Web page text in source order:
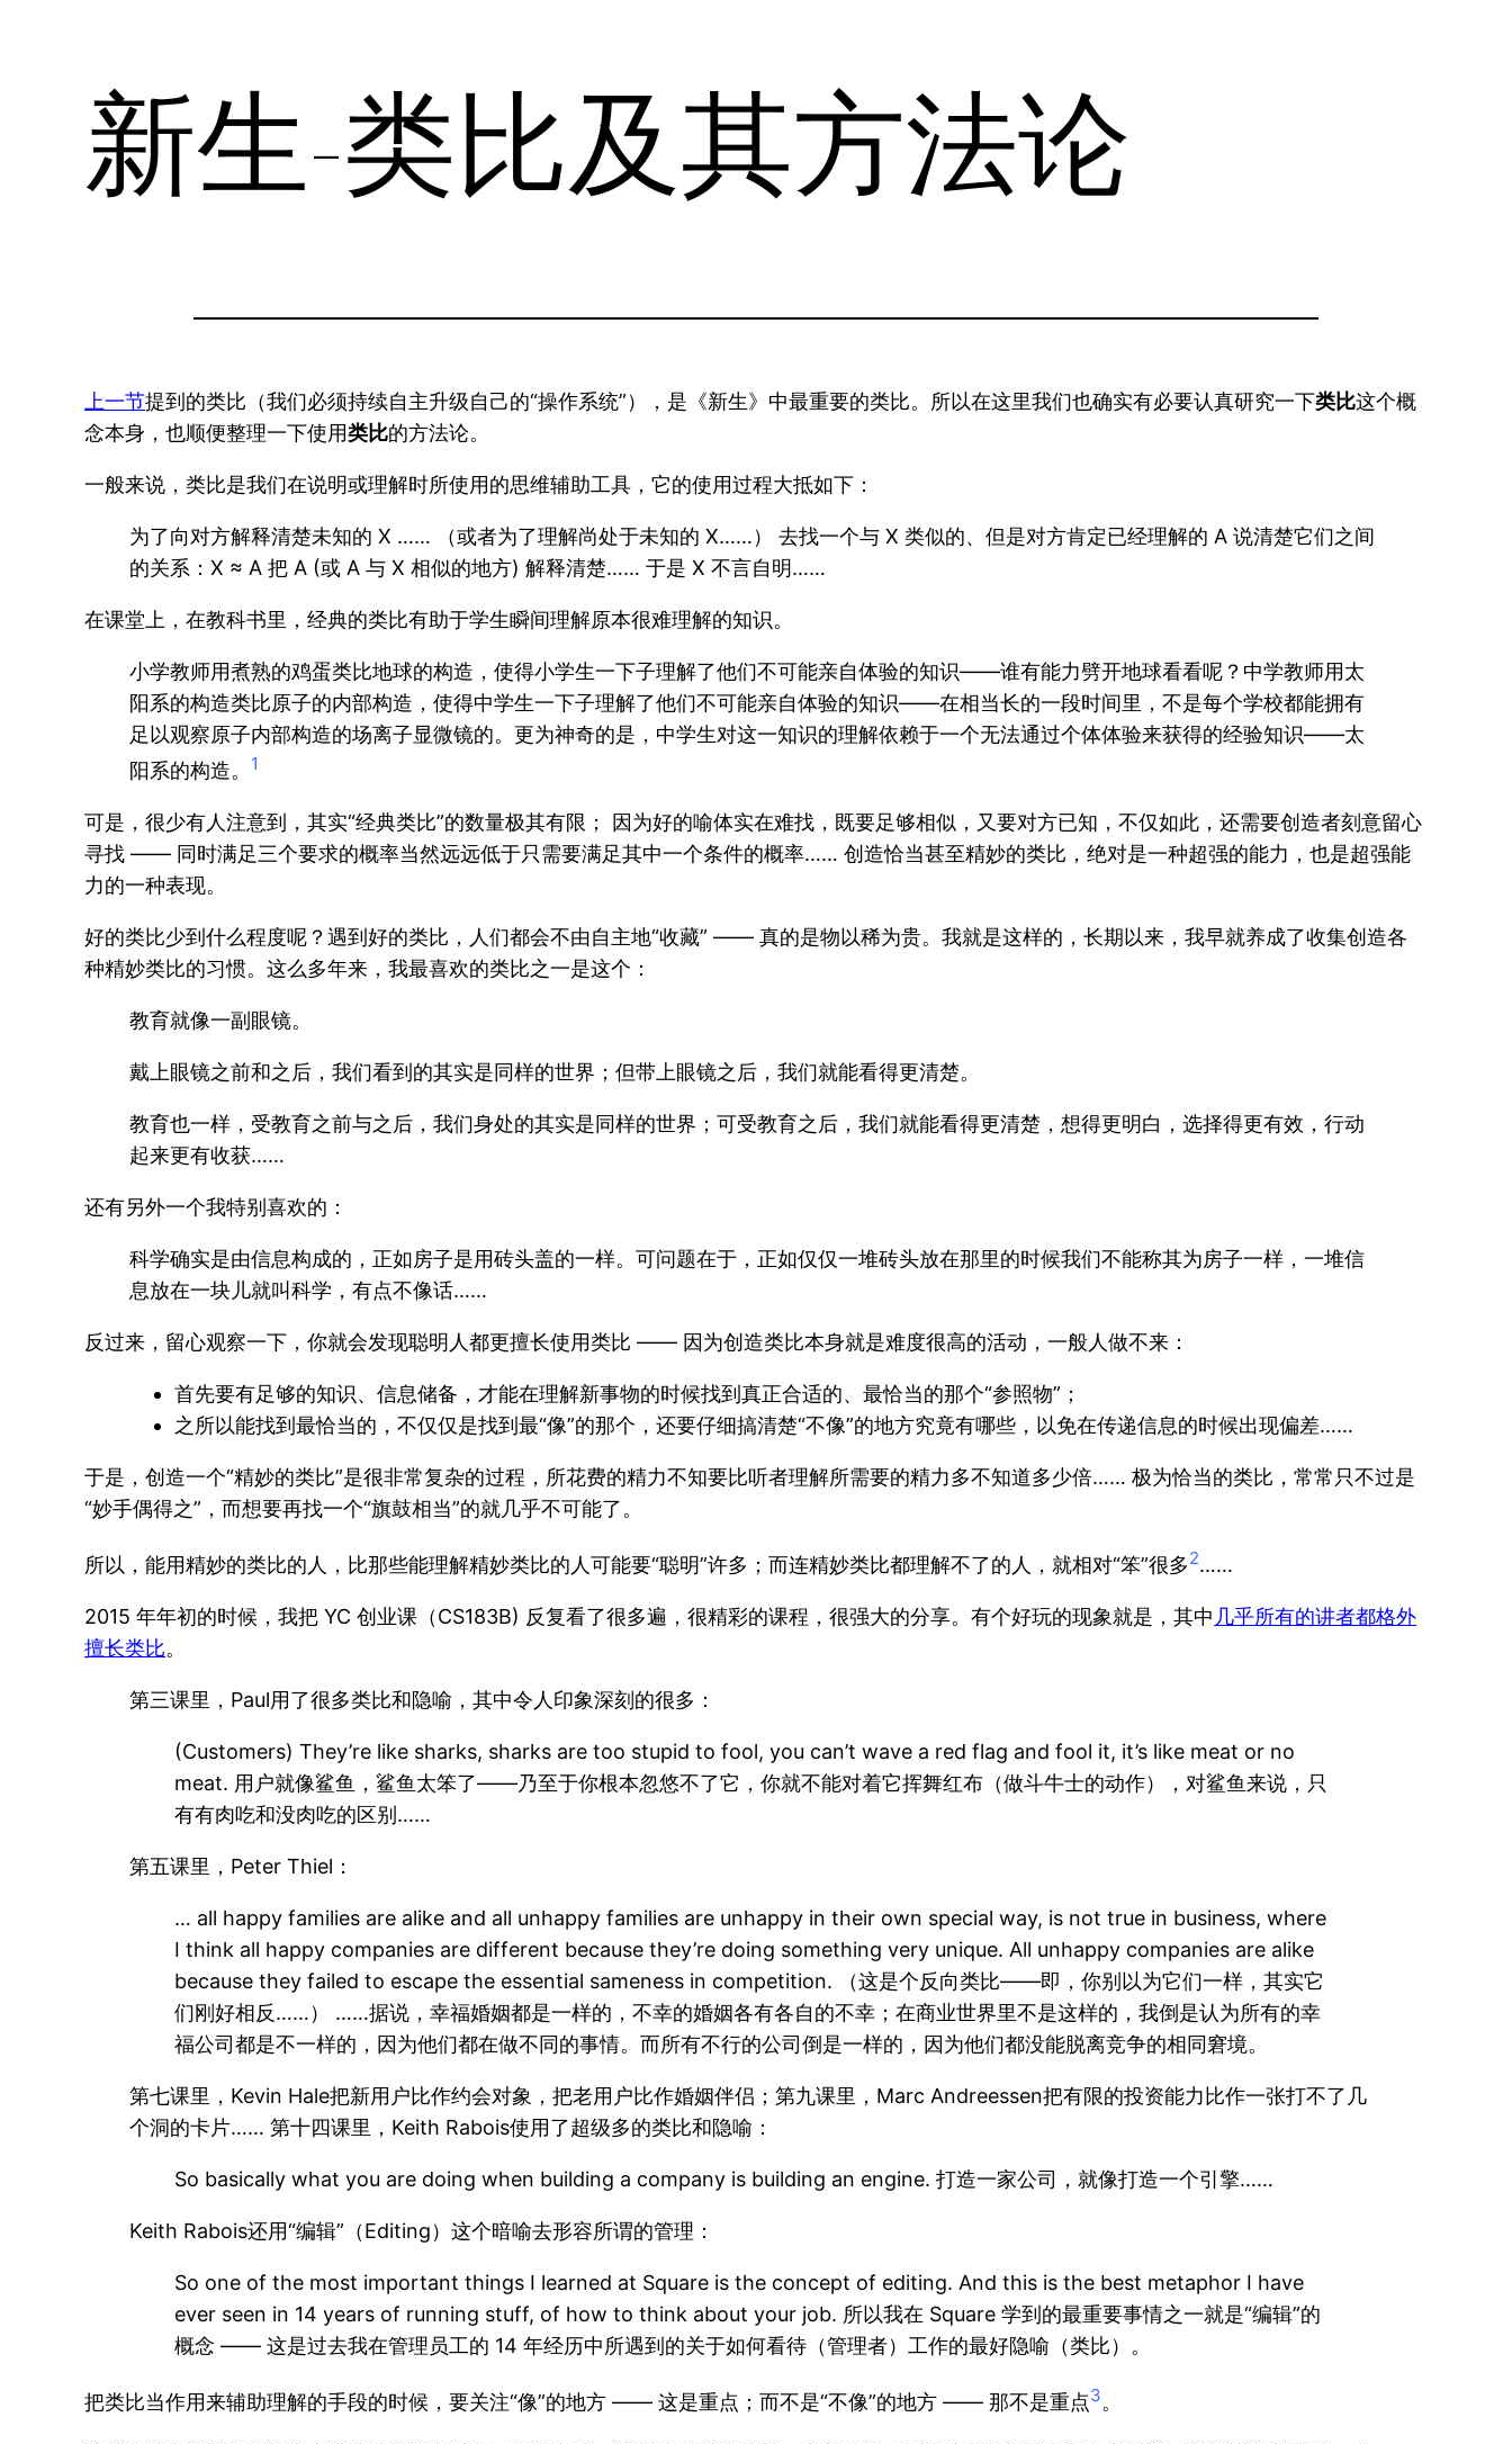
新生-类比及其方法论
上一节提到的类比（我们必须持续自主升级自己的“操作系统”），是《新生》中最重要的类比。所以在这里我们也确实有必要认真研究一下类比这个概
念本身，也顺便整理一下使用类比的方法论。
一般来说，类比是我们在说明或理解时所使用的思维辅助工具，它的使用过程大抵如下：
为了向对方解释清楚未知的 X …… （或者为了理解尚处于未知的 X……） 去找一个与 X 类似的、但是对方肯定已经理解的 A 说清楚它们之间
的关系：X ≈ A 把 A (或 A 与 X 相似的地方) 解释清楚…… 于是 X 不言自明……
在课堂上，在教科书里，经典的类比有助于学生瞬间理解原本很难理解的知识。
小学教师用煮熟的鸡蛋类比地球的构造，使得小学生一下子理解了他们不可能亲自体验的知识——谁有能力劈开地球看看呢？中学教师用太
阳系的构造类比原子的内部构造，使得中学生一下子理解了他们不可能亲自体验的知识——在相当长的一段时间里，不是每个学校都能拥有
足以观察原子内部构造的场离子显微镜的。更为神奇的是，中学生对这一知识的理解依赖于一个无法通过个体体验来获得的经验知识——太
阳系的构造。 1
可是，很少有人注意到，其实“经典类比”的数量极其有限； 因为好的喻体实在难找，既要足够相似，又要对方已知，不仅如此，还需要创造者刻意留心
寻找 —— 同时满足三个要求的概率当然远远低于只需要满足其中一个条件的概率…… 创造恰当甚至精妙的类比，绝对是一种超强的能力，也是超强能
力的一种表现。
好的类比少到什么程度呢？遇到好的类比，人们都会不由自主地“收藏” —— 真的是物以稀为贵。我就是这样的，长期以来，我早就养成了收集创造各
种精妙类比的习惯。这么多年来，我最喜欢的类比之一是这个：
教育就像一副眼镜。
戴上眼镜之前和之后，我们看到的其实是同样的世界；但带上眼镜之后，我们就能看得更清楚。
教育也一样，受教育之前与之后，我们身处的其实是同样的世界；可受教育之后，我们就能看得更清楚，想得更明白，选择得更有效，行动
起来更有收获……
还有另外一个我特别喜欢的：
科学确实是由信息构成的，正如房子是用砖头盖的一样。可问题在于，正如仅仅一堆砖头放在那里的时候我们不能称其为房子一样，一堆信
息放在一块儿就叫科学，有点不像话……
反过来，留心观察一下，你就会发现聪明人都更擅长使用类比 —— 因为创造类比本身就是难度很高的活动，一般人做不来：
首先要有足够的知识、信息储备，才能在理解新事物的时候找到真正合适的、最恰当的那个“参照物”；
之所以能找到最恰当的，不仅仅是找到最“像”的那个，还要仔细搞清楚“不像”的地方究竟有哪些，以免在传递信息的时候出现偏差……
于是，创造一个“精妙的类比”是很非常复杂的过程，所花费的精力不知要比听者理解所需要的精力多不知道多少倍…… 极为恰当的类比，常常只不过是
“妙手偶得之”，而想要再找一个“旗鼓相当”的就几乎不可能了。
所以，能用精妙的类比的人，比那些能理解精妙类比的人可能要“聪明”许多；而连精妙类比都理解不了的人，就相对“笨”很多2……
2015 年年初的时候，我把 YC 创业课（CS183B) 反复看了很多遍，很精彩的课程，很强大的分享。有个好玩的现象就是，其中 几乎所有的讲者都格外
擅长类比。
第三课里，Paul用了很多类比和隐喻，其中令人印象深刻的很多：
(Customers) They’re like sharks, sharks are too stupid to fool, you can’t wave a red flag and fool it, it’s like meat or no
meat. 用户就像鲨鱼，鲨鱼太笨了——乃至于你根本忽悠不了它，你就不能对着它挥舞红布（做斗牛士的动作），对鲨鱼来说，只
有有肉吃和没肉吃的区别……
第五课里，Peter Thiel：
… all happy families are alike and all unhappy families are unhappy in their own special way, is not true in business, where
I think all happy companies are different because they’re doing something very unique. All unhappy companies are alike
because they failed to escape the essential sameness in competition. （这是个反向类比——即，你别以为它们一样，其实它
们刚好相反……） ……据说，幸福婚姻都是一样的，不幸的婚姻各有各自的不幸；在商业世界里不是这样的，我倒是认为所有的幸
福公司都是不一样的，因为他们都在做不同的事情。而所有不行的公司倒是一样的，因为他们都没能脱离竞争的相同窘境。
第七课里，Kevin Hale把新用户比作约会对象，把老用户比作婚姻伴侣；第九课里，Marc Andreessen把有限的投资能力比作一张打不了几
个洞的卡片…… 第十四课里，Keith Rabois使用了超级多的类比和隐喻：
So basically what you are doing when building a company is building an engine. 打造一家公司，就像打造一个引擎……
Keith Rabois还用“编辑”（Editing）这个暗喻去形容所谓的管理：
So one of the most important things I learned at Square is the concept of editing. And this is the best metaphor I have
ever seen in 14 years of running stuff, of how to think about your job. 所以我在 Square 学到的最重要事情之一就是“编辑”的
概念 —— 这是过去我在管理员工的 14 年经历中所遇到的关于如何看待（管理者）工作的最好隐喻（类比）。
把类比当作用来辅助理解的手段的时候，要关注“像”的地方 —— 这是重点；而不是“不像”的地方 —— 那不是重点3。